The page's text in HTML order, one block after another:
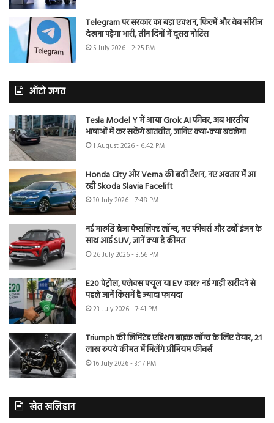
Telegram पर सरकार का बड़ा एक्शन, फिल्में और वेब सीरीज
देखना पड़ेगा भारी, तीन दिनों में दूसरा नोटिस
5 July 2026 - 2:25 PM
ऑटो जगत
Tesla Model Y में आया Grok AI फीचर, अब भारतीय
भाषाओं में कर सकेंगे बातचीत, जानिए क्या-क्या बदलेगा
1 August 2026 - 6:42 PM
Honda City और Verna की बढ़ी टेंशन, नए अवतार में आ
रही Skoda Slavia Facelift
30 July 2026 - 7:48 PM
नई मारुति ब्रेजा फेसलिफ्ट लॉन्च, नए फीचर्स और टर्बो इंजन के
साथ आई SUV, जानें क्या है कीमत
26 July 2026 - 3:56 PM
E20 पेट्रोल, फ्लेक्स फ्यूल या EV कार? नई गाड़ी खरीदने से
पहले जानें किसमें है ज्यादा फायदा
23 July 2026 - 7:41 PM
Triumph की लिमिटेड एडिशन बाइक लॉन्च के लिए तैयार, 21
लाख रुपये कीमत में मिलेंगे प्रीमियम फीचर्स
16 July 2026 - 3:17 PM
खेत खलिहान